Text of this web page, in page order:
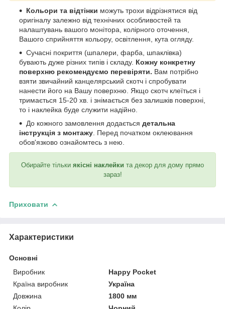
Кольори та відтінки можуть трохи відрізнятися від
оригіналу залежно від технічних особливостей та
налаштувань вашого монітора, колірного оточення,
Вашого сприйняття кольору, освітлення, кута огляду.
Сучасні покриття (шпалери, фарба, шпаклівка)
бувають дуже різних типів і складу. Кожну конкретну
поверхню рекомендуємо перевіряти. Вам потрібно
взяти звичайний канцелярський скотч і спробувати
нанести його на Вашу поверхню. Якщо скотч клеїться і
тримається 15-20 хв. і знімається без залишків поверхні,
то і наклейка буде служити надійно.
До кожного замовлення додається детальна
інструкція з монтажу . Перед початком оклеювання
обов'язково ознайомтесь з нею.
Обирайте тільки якісні наклейки та декор для дому прямо
зараз!
Приховати
Характеристики
Основні
Виробник
Happy Pocket
Країна виробник
Україна
Довжина
1800 мм